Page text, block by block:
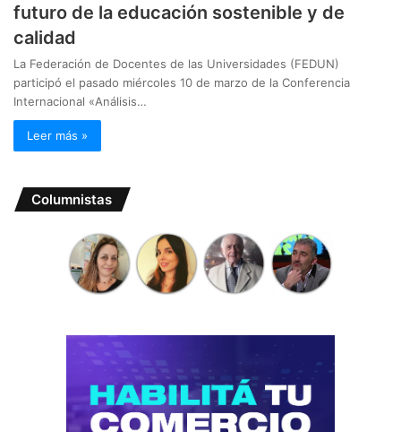
futuro de la educación sostenible y de
calidad
La Federación de Docentes de las Universidades (FEDUN)
participó el pasado miércoles 10 de marzo de la Conferencia
Internacional «Análisis…
Leer más »
Columnistas